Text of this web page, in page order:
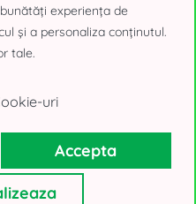
experiența de
și a personaliza conținutul.
tale.
uri
Accepta